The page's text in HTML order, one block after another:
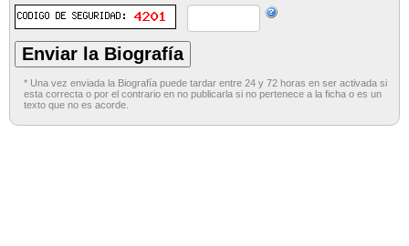
* Una vez enviada la Biografía puede tardar entre 24 y 72 horas en ser activada si
esta correcta o por el contrario en no publicarla si no pertenece a la ficha o es un
texto que no es acorde.